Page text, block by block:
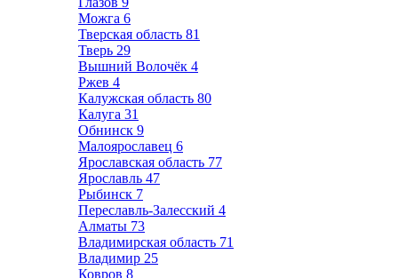
Можга 6
Тверская область 81
Тверь 29
Вышний Волочёк 4
Ржев 4
Калужская область 80
Калуга 31
Обнинск 9
Малоярославец 6
Ярославская область 77
Ярославль 47
Рыбинск 7
Переславль-Залесский 4
Алматы 73
Владимирская область 71
Владимир 25
Ковров 8